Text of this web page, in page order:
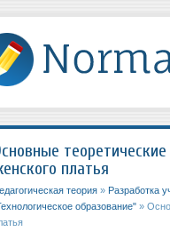
платья
теория» Разработка
образование"»